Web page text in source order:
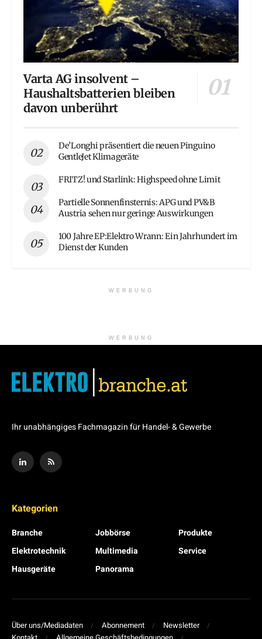
Varta AG insolvent –
Haushaltsbatterien bleiben
davon unberührt
De’Longhi präsentiert die neuen Pinguino
GentleJet Klimageräte
FRITZ! und Starlink: Highspeed ohne Limit
Partielle Sonnenfinsternis: APG und PV&B
Austria sehen nur geringe Auswirkungen
100 Jahre EP:Elektro Wrann: Ein Jahrhundert im
Dienst der Kunden
WERBUNG
WERBUNG
Ihr unabhängiges Fachmagazin für Handel- & Gewerbe
Kategorien
Branche
Elektrotechnik
Hausgeräte
Jobbörse
Multimedia
Panorama
Produkte
Service
Über uns/Mediadaten Abonnement
Newsletter